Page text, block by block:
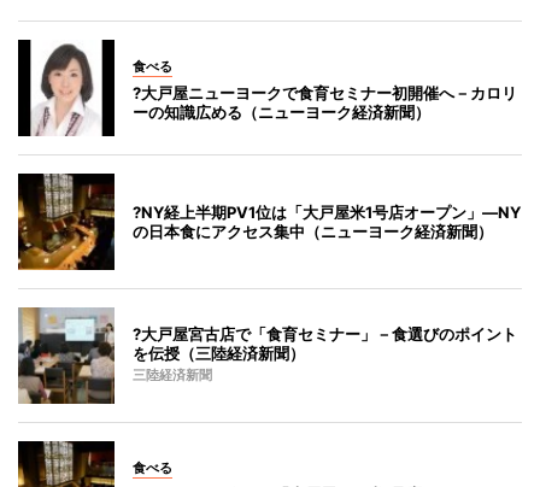
食べる
?大戸屋ニューヨークで食育セミナー初開催へ－カロリ
ーの知識広める（ニューヨーク経済新聞）
?NY経上半期PV1位は「大戸屋米1号店オープン」―NY
の日本食にアクセス集中（ニューヨーク経済新聞）
?大戸屋宮古店で「食育セミナー」－食選びのポイント
を伝授（三陸経済新聞）
三陸経済新聞
食べる